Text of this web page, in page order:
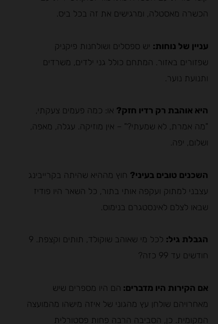
הכשרה מאסטלה, ומרגישים את זה בכל ביס.
עניין של נוחות: יש ספסלים ושולחנות פיקניק
שפזורים באזור. המתחם כולל גני ילדים, משרדים
ותנועת נוער.
היא אוהבת רק רדיו חזק? או: כמה פעמים צעקתי,
"מה אמרת, לא שמעתי?" – אין מוזיקה. עגלה, מאפה,
ושלום, יפה.
השכנים טובים בעיני? חוץ מההיא שהיתה בקרייבינג
עצבני למתוק ועקפה אותי בתור, כל השאר היו פודיז
שבאו לצלם לאינסטגרם בנימוס.
הגבלת גיל:
לכל מי שאוהב שוקולד, תותים וקצפת. 9
חודשים עד 99 כזה?
אם הקירות היו מדברים: הם היו מספרים שיש
מאחרויהם שולחן עץ מהגוני של איזה מישהו מהמועצה
המקומית. כן, הסביבה הרבה פחות פסטורלית